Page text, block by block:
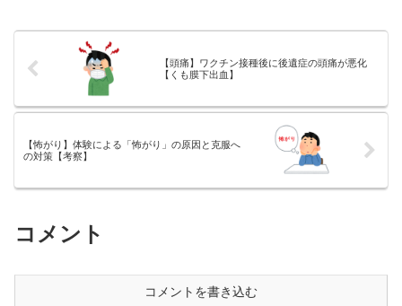
ます。※詳しくはプロフィー
【頭痛】ワクチン接種後に後遺症の頭痛が悪化
【くも膜下出血】
【怖がり】体験による「怖がり」の原因と克服へ
の対策【考察】
コメント
コメントを書き込む